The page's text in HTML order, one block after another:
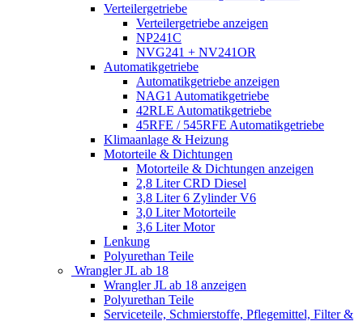
Verteilergetriebe
Verteilergetriebe anzeigen
NP241C
NVG241 + NV241OR
Automatikgetriebe
Automatikgetriebe anzeigen
NAG1 Automatikgetriebe
42RLE Automatikgetriebe
45RFE / 545RFE Automatikgetriebe
Klimaanlage & Heizung
Motorteile & Dichtungen
Motorteile & Dichtungen anzeigen
2,8 Liter CRD Diesel
3,8 Liter 6 Zylinder V6
3,0 Liter Motorteile
3,6 Liter Motor
Lenkung
Polyurethan Teile
Wrangler JL ab 18
Wrangler JL ab 18 anzeigen
Polyurethan Teile
Serviceteile, Schmierstoffe, Pflegemittel, Filter &